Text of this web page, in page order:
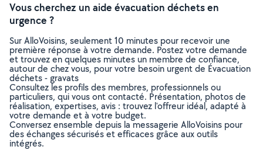
Vous cherchez un aide évacuation déchets en
urgence ?
Sur AlloVoisins, seulement 10 minutes pour recevoir une
première réponse à votre demande. Postez votre demande
et trouvez en quelques minutes un membre de confiance,
autour de chez vous, pour votre besoin urgent de Évacuation
déchets - gravats
Consultez les profils des membres, professionnels ou
particuliers, qui vous ont contacté. Présentation, photos de
réalisation, expertises, avis : trouvez l'offreur idéal, adapté à
votre demande et à votre budget.
Conversez ensemble depuis la messagerie AlloVoisins pour
des échanges sécurisés et efficaces grâce aux outils
intégrés.